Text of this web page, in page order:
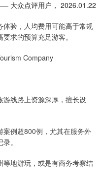
大众点评用户， 2026.01.22
验，人均费用可能高于常规
求的预算充足游客。
Company
线路上资源深厚，擅长设
案例超800例，尤其在服务外
。
地游玩，或是有商务考察结